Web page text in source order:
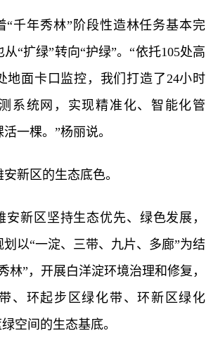
“千年秀林”阶段性造林任务基本完
“扩绿”转向“护绿”。“依托105处高
地面卡口监控，我们打造了24小时
系统网，实现精准化、智能化管
一棵。”杨丽说。
新区的生态底色。
安新区坚持生态优先、绿色发展，
以“一淀、三带、九片、多廊”为结
林”，开展白洋淀环境治理和修复，
、环起步区绿化带、环新区绿化
空间的生态基底。